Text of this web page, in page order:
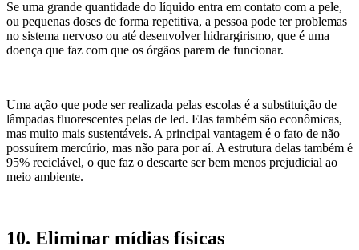
Se uma grande quantidade do líquido entra em contato com a pele,
ou pequenas doses de forma repetitiva, a pessoa pode ter problemas
no sistema nervoso ou até desenvolver hidrargirismo, que é uma
doença que faz com que os órgãos parem de funcionar.
Uma ação que pode ser realizada pelas escolas é a substituição de
lâmpadas fluorescentes pelas de led. Elas também são econômicas,
mas muito mais sustentáveis. A principal vantagem é o fato de não
possuírem mercúrio, mas não para por aí. A estrutura delas também é
95% reciclável, o que faz o descarte ser bem menos prejudicial ao
meio ambiente.
10. Eliminar mídias físicas